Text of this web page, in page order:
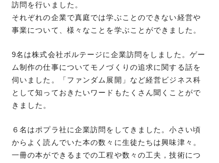
訪問を行いました。
それぞれの企業で真庭では学ぶことのできない経営や
事業について、様々なことを学ぶことができました。
9名は株式会社ボルテージに企業訪問をしました。ゲー
ム制作の仕事についてモノづくりの追求に関する話を
伺いました。「ファンダム展開」など経営ビジネス科
として知っておきたいワードもたくさん聞くことがで
きました。
６名はポプラ社に企業訪問をしてきました。小さい頃
からよく読んでいた本の数々に生徒たちは興味津々。
一冊の本ができるまでの工程や数々の工夫，技術につ